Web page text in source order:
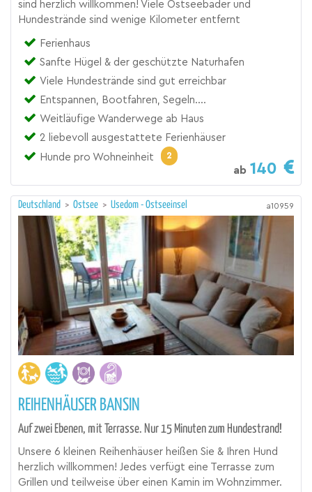
sind herzlich willkommen! Viele Ostseebäder und
Hundestrände sind wenige Kilometer entfernt
Ferienhaus
Sanfte Hügel & der geschützte Naturhafen
Viele Hundestrände sind gut erreichbar
Entspannen, Bootfahren, Segeln....
Weitläufige Wanderwege ab Haus
2 liebevoll ausgestattete Ferienhäuser
Hunde pro Wohneinheit
2
ab 140
Deutschland > Ostsee > Usedom - Ostseeinsel a10959
REIHENHÄUSER BANSIN
Auf zwei Ebenen, mit Terrasse. Nur 15 Minuten zum Hundestrand!
Unsere 6 kleinen Reihenhäuser heißen Sie & Ihren Hund
herzlich willkommen! Jedes verfügt eine Terrasse zum
Grillen und teilweise über einen Kamin im Wohnzimmer.